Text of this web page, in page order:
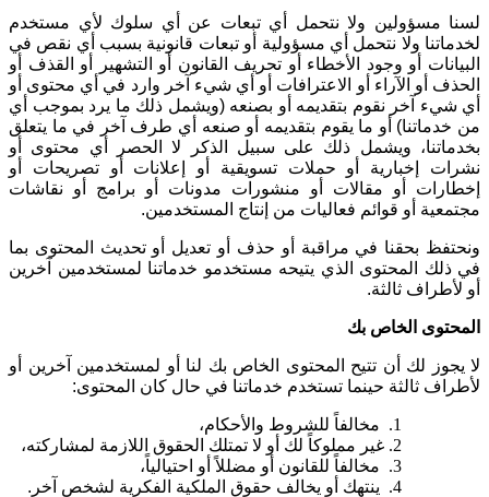
لسنا مسؤولين ولا نتحمل أي تبعات عن أي سلوك لأي مستخدم
لخدماتنا ولا نتحمل أي مسؤولية أو تبعات قانونية بسبب أي نقص في
البيانات أو وجود الأخطاء أو تحريف القانون أو التشهير أو القذف أو
الحذف أو الآراء أو الاعترافات أو أي شيء آخر وارد في أي محتوى أو
أي شيء آخر نقوم بتقديمه أو بصنعه (ويشمل ذلك ما يرد بموجب أي
من خدماتنا) أو ما يقوم بتقديمه أو صنعه أي طرف آخر في ما يتعلق
بخدماتنا، ويشمل ذلك على سبيل الذكر لا الحصر أي محتوى أو
نشرات إخبارية أو حملات تسويقية أو إعلانات أو تصريحات أو
إخطارات أو مقالات أو منشورات مدونات أو برامج أو نقاشات
مجتمعية أو قوائم فعاليات من إنتاج المستخدمين.
ونحتفظ بحقنا في مراقبة أو حذف أو تعديل أو تحديث المحتوى بما
في ذلك المحتوى الذي يتيحه مستخدمو خدماتنا لمستخدمين آخرين
أو لأطراف ثالثة.
المحتوى الخاص بك
لا يجوز لك أن تتيح المحتوى الخاص بك لنا أو لمستخدمين آخرين أو
لأطراف ثالثة حينما تستخدم خدماتنا في حال كان المحتوى:
مخالفاً للشروط والأحكام،
غير مملوكاً لك أو لا تمتلك الحقوق اللازمة لمشاركته،
مخالفاً للقانون أو مضللاً أو احتيالياً،
ينتهك أو يخالف حقوق الملكية الفكرية لشخص آخر .